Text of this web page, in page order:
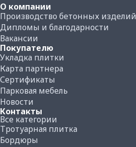
О компании
Производство бетонных изделий
Дипломы и благодарности
Вакансии
Покупателю
Укладка плитки
Карта партнера
Сертификаты
Парковая мебель
Новости
Контакты
Все категории
Тротуарная плитка
Бордюры